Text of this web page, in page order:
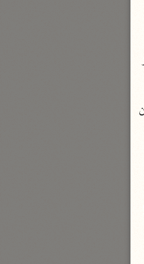
واحتجوا أيضاً بأن هذه الآيةَ لو كانت خطاباً مع الأزواج، فلا تخْلُوا إِمَّا أَنْ تكونَ خِطَاباً معهم قبل انقضاءِ العِدَّةِ، أو